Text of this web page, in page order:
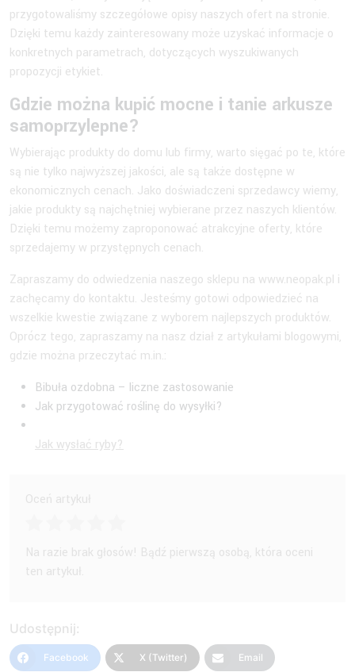
przygotowaliśmy szczegółowe opisy naszych ofert na stronie.
Dzięki temu każdy zainteresowany może uzyskać informacje o
konkretnych parametrach, dotyczących wyszukiwanych
propozycji etykiet.
Gdzie można kupić mocne i tanie arkusze
samoprzylepne?
Wybierając produkty do domu lub firmy, warto sięgać po te, które
są nie tylko najwyższej jakości, ale są także dostępne w
ekonomicznych cenach. Jako doświadczeni sprzedawcy wiemy,
jakie produkty są najchętniej wybierane przez naszych klientów.
Dzięki temu możemy zaproponować atrakcyjne oferty, które
sprzedajemy w przystępnych cenach.
Zapraszamy do odwiedzenia naszego sklepu na www.neopak.pl i
zachęcamy do kontaktu. Jesteśmy gotowi odpowiedzieć na
wszelkie kwestie związane z wyborem najlepszych produktów.
Oprócz tego, zapraszamy na nasz dział z artykułami blogowymi,
gdzie można przeczytać m.in.:
Bibuła ozdobna – liczne zastosowanie
Jak przygotować roślinę do wysyłki?
Jak wysłać ryby?
Oceń artykuł
Na razie brak głosów! Bądź pierwszą osobą, która oceni
ten artykuł.
Udostępnij:
Facebook X (Twitter) Email